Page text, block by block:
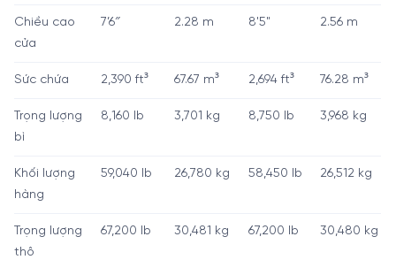
Chiều cao
cửa
7’6″ 2.28 m 8'5" 2.56 m
Sức chứa 2,390 ft³ 67.67 m³ 2,694 ft³ 76.28 m³
Trọng lượng
bì
8,160 lb 3,701 kg 8,750 lb 3,968 kg
Khối lượng
hàng
59,040 lb 26,780 kg 58,450 lb 26,512 kg
Trọng lượng
thô
67,200 lb 30,481 kg 67,200 lb 30,480 kg